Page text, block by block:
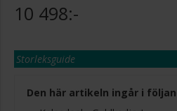
10 498:-
Storleksguide
Den här artikeln ingår i